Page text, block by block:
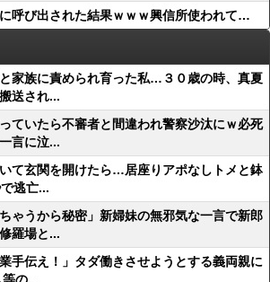
に呼び出された結果ｗｗｗ興信所使われて…
と家族に責められ育った私…３０歳の時、真夏
送され...
ていたら不審者と間違われ警察沙汰にｗ必死
言に泣...
て玄関を開けたら…居座りアポなしトメと鉢
逃亡...
ゃうから秘密」新婦妹の無邪気な一言で新郎
羅場と...
手伝え！」タダ働きさせようとする義両親に